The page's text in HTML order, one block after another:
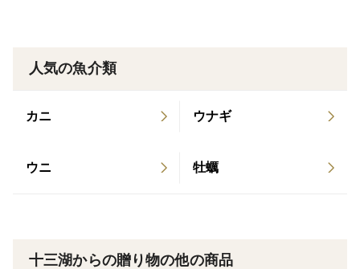
人気の魚介類
カニ ウナギ
ウニ 牡蠣
十三湖からの贈り物の他の商品